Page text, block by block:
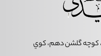
کوچه گلشن دهم، کوي